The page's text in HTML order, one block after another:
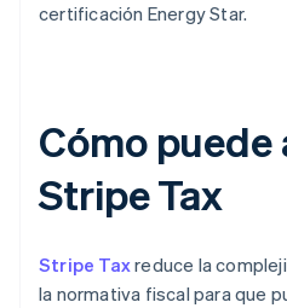
certificación Energy Star.
Cómo
Stripe Tax
Stripe Taxreduce la
la normativa fiscal para que